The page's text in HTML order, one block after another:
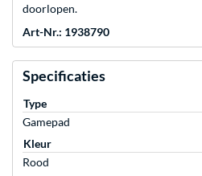
doorlopen.
Art-Nr.: 1938790
Specificaties
Type
Gamepad
Kleur
Rood